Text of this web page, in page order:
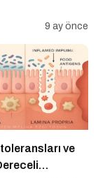
9 ay önce
ve